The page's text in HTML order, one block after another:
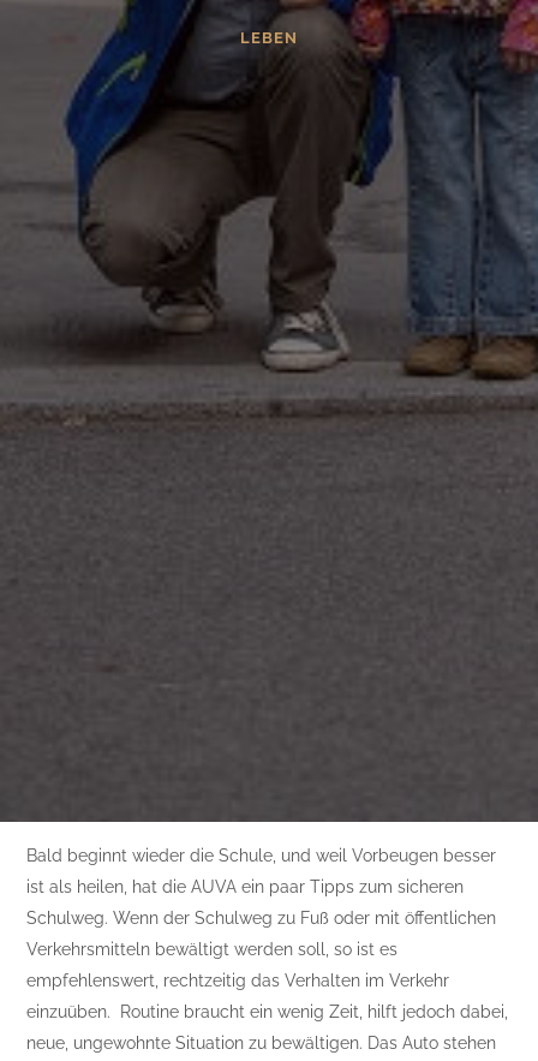
LEBEN
Bald beginnt wieder die Schule, und weil Vorbeugen besser
ist als heilen, hat die AUVA ein paar Tipps zum sicheren
Schulweg. Wenn der Schulweg zu Fuß oder mit öffentlichen
Verkehrsmitteln bewältigt werden soll, so ist es
empfehlenswert, rechtzeitig das Verhalten im Verkehr
einzuüben. Routine braucht ein wenig Zeit, hilft jedoch dabei,
neue, ungewohnte Situation zu bewältigen. Das Auto stehen